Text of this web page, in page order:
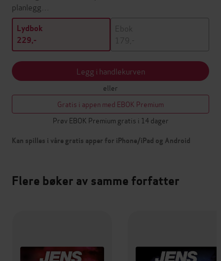
planlegg…
Lydbok
229,-
Ebok
179,-
Legg i handlekurven
eller
Gratis i appen med EBOK Premium
Prøv EBOK Premium gratis i 14 dager
Kan spilles i våre gratis apper for iPhone/iPad og Android
Flere bøker av samme forfatter